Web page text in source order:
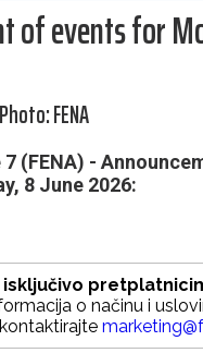
of events for
FENA
7 (FENA) -
8 June 2026:
isključivo
o načinu i